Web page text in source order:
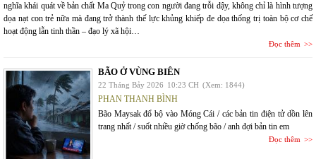
nghĩa khái quát về bản chất Ma Quỷ trong con người đang trỗi dậy, không chỉ là hình tượng
dọa nạt con trẻ nữa mà đang trở thành thế lực khủng khiếp đe dọa thống trị toàn bộ cơ chế
hoạt động lẫn tinh thần – đạo lý xã hội…
Đọc thêm
BÃO Ở VÙNG BIÊN
22 Tháng Bảy 2026 10:23 CH (Xem: 1844)
PHAN THANH BÌNH
Bão Maysak đổ bộ vào Móng Cái / các bản tin điện tử dồn lên
trang nhất / suốt nhiều giờ chống bão / anh đợi bản tin em
Đọc thêm